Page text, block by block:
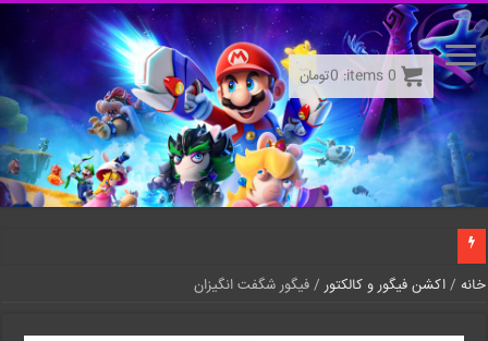
خانه /اکشن فیگور و کالکتور / فیگور شگفت انگیزان
0
items:
0تومان